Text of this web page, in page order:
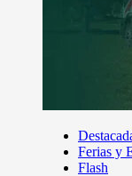
Ferias y
Flash